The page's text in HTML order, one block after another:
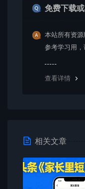
免费下载
本站所有资
参考学习用
查看详情
相关文章